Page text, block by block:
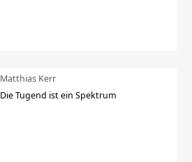
Matthias Kerr
Die Tugend ist ein Spektrum